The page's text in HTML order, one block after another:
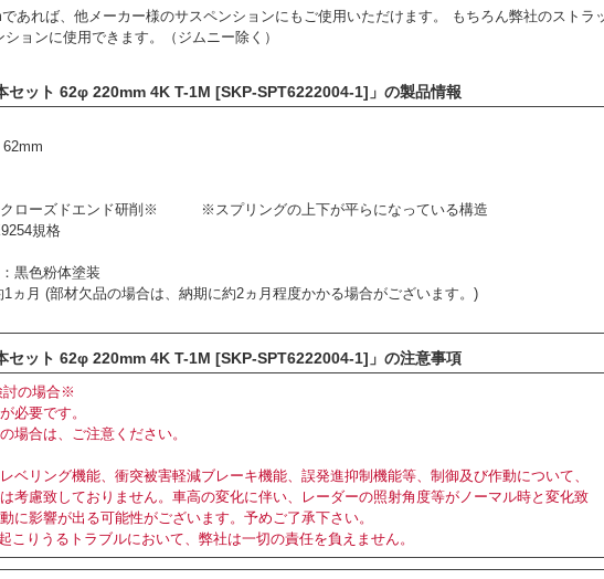
あれば、他メーカー様のサスペンションにもご使用いただけます。 もちろん弊社のストラ
ョンに使用できます。（ジムニー除く）
セット 62φ 220mm 4K T-1M [SKP-SPT6222004-1]」の製品情報
クローズドエンド研削※ ※スプリングの上下が平らになっている構造
規格
黒色粉体塗装
1ヵ月 (部材欠品の場合は、納期に約2ヵ月程度かかる場合がございます。)
セット 62φ 220mm 4K T-1M [SKP-SPT6222004-1]」の注意事項
討の場合※
必要です。
場合は、ご注意ください。
ベリング機能、衝突被害軽減ブレーキ機能、誤発進抑制機能等、制御及び作動について、
考慮致しておりません。車高の変化に伴い、レーダーの照射角度等がノーマル時と変化致
に影響が出る可能性がございます。予めご了承下さい。
こりうるトラブルにおいて、弊社は一切の責任を負えません。